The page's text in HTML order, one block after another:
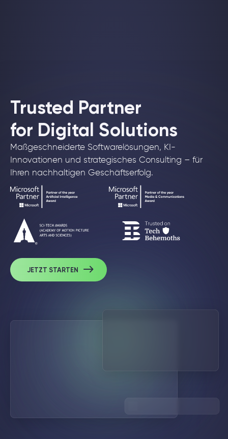
Trusted Partner
for Digital Solutions
Maßgeschneiderte Softwarelösungen, KI-
Innovationen und strategisches Consulting – für
Ihren nachhaltigen Geschäftserfolg.
JETZT STARTEN